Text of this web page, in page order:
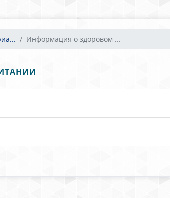
Информация о здоровом ...